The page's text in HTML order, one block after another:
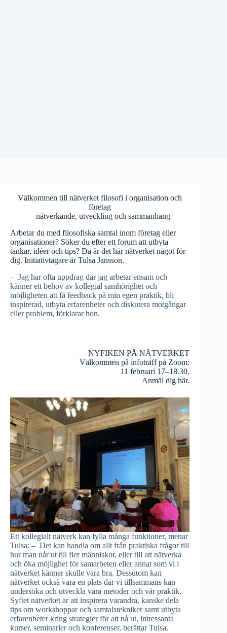
Välkommen till nätverket filosofi i organisation och
företag
– nätverkande, utveckling och sammanhang
Arbetar du med filosofiska samtal inom företag eller
organisationer? Söker du efter ett forum att utbyta
tankar, idéer och tips? Då är det här nätverket något för
dig. Initiativtagare är Tulsa Jansson.
– Jag har ofta uppdrag där jag arbetar ensam och
känner ett behov av kollegial samhörighet och
möjligheten att få feedback på min egen praktik, bli
inspirerad, utbyta erfarenheter och diskutera motgångar
eller problem, förklarar hon.
NYFIKEN PÅ NÄTVERKET
Välkommen på infoträff på Zoom:
11 februari 17–18.30.
Anmäl dig här.
Ett kollegialt nätverk kan fylla många funktioner, menar
Tulsa: – Det kan handla om allt från praktiska frågor till
hur man når ut till fler människor, eller till att nätverka
och öka möjlighet för samarbeten eller annat som vi i
nätverket känner skulle vara bra. Dessutom kan
nätverket också vara en plats där vi tillsammans kan
undersöka och utveckla våra metoder och vår praktik.
Syftet nätverket är att inspirera varandra, kanske dela
tips om workshoppar och samtalstekniker samt utbyta
erfarenheter kring strategier för att nå ut, intressanta
kurser, seminarier och konferenser, berättar Tulsa.